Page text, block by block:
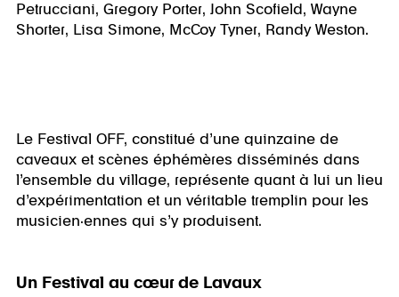
Petrucciani, Gregory Porter, John Scofield, Wayne
Shorter, Lisa Simone, McCoy Tyner, Randy Weston.
Le Festival OFF, constitué d’une quinzaine de
caveaux et scènes éphémères disséminés dans
l’ensemble du village, représente quant à lui un lieu
d’expérimentation et un véritable tremplin pour les
musicien·ennes qui s’y produisent.
Un Festival au cœur de Lavaux